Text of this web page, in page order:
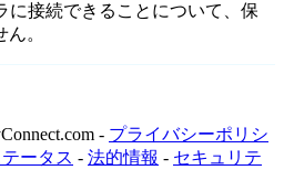
に接続できることについて、保
。
- プライバシーポリシ
ータス - 法的情報 - セキュリテ